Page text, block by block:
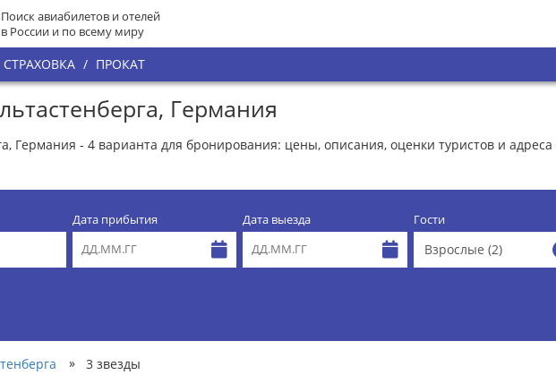
Поиск авиабилетов и отелей
в России и по всему миру
СТРАХОВКА / ПРОКАТ
Германия
Германия - 4 варианта для бронирования: цены, описания, оценки туристов и адреса
Дата прибытия Дата выезда Гости
Взрослые (2)
» 3 звезды